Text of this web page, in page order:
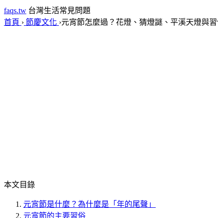
faqs.tw 台灣生活常見問題
首頁 › 節慶文化 ›元宵節怎麼過？花燈、猜燈謎、平溪天燈與
本文目錄
元宵節是什麼？為什麼是「年的尾聲」
元宵節的主要習俗